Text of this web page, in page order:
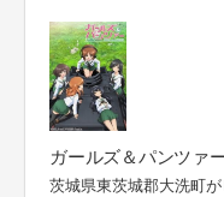
ガールズ＆パンツァ
茨城県東茨城郡大洗町